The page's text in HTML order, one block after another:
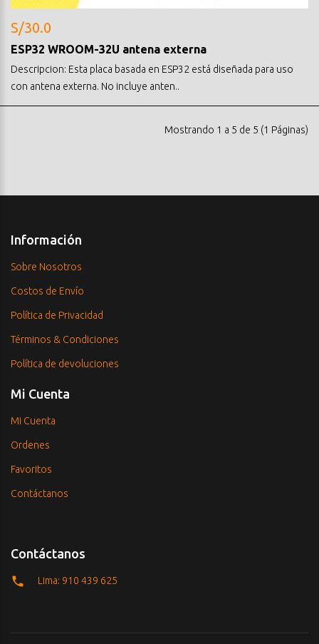
S/30.0
ESP32 WROOM-32U antena externa
Descripcion: Esta placa basada en ESP32 está diseñada para uso
con antena externa. No incluye anten..
Mostrando 1 a 5 de 5 (1 Páginas)
Información
Sobre Nosotros
Costos de Envío
Política de Privacidad
Términos & Condiciones
Política de devoluciones
Mi Cuenta
Mi Cuenta
Ordenes
Favoritos
Contáctanos
Contáctanos
Lima: 910 439 625